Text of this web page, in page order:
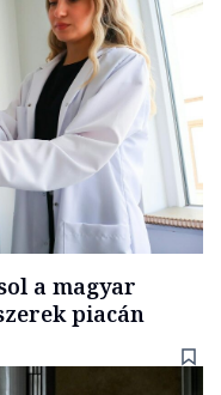
a magyar
piacán